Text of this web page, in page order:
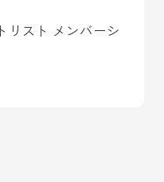
スト メンバーシ